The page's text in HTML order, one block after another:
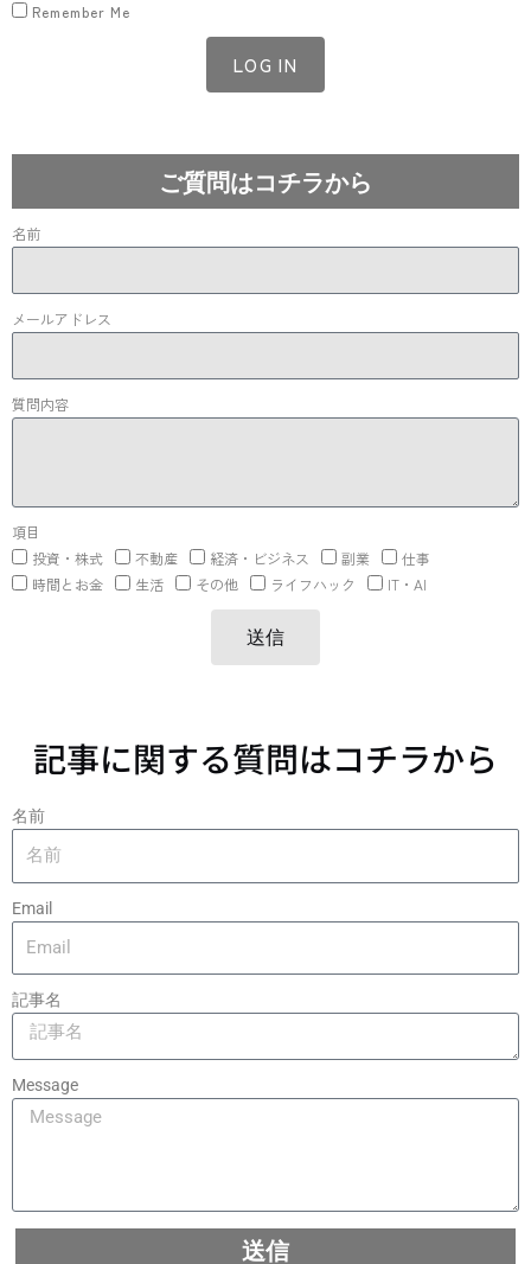
Remember Me
LOG IN
ご質問はコチラから
名前
メールアドレス
質問内容
項目
投資・株式
不動産 経済・ビジネス 副業
仕事
時間とお金
生活 その他 ライフハック IT・AI
送信
記事に関する質問はコチラから
名前
Email
記事名
Message
送信